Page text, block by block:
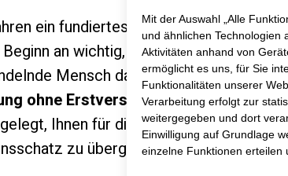
Mit der Auswahl „Alle
und ähnlichen Technologien
Aktivitäten anhand von
ermöglicht es uns, für Sie
Funktionalitäten unserer
Verarbeitung erfolgt zur
weitergegeben und dort
Einwilligung auf Grundlage
einzelne Funktionen erteilen
ein fundiertes Werkzeug in
an wichtig, dass Sie eine
Mensch darf nicht leiden.
ohne Erstverschlimmerung
Ihnen für die Heilung von
zu übergeben.